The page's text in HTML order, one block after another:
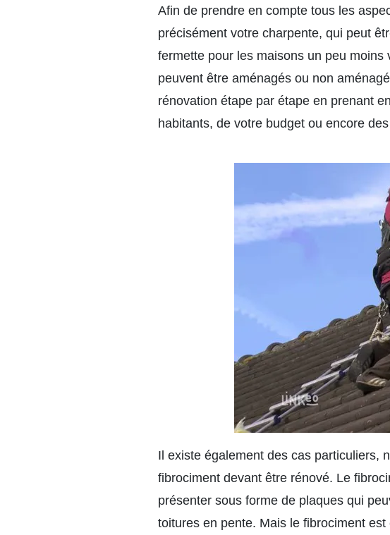
Afin de prendre en compte tous les
précisément votre charpente, qui peut
fermette pour les maisons un peu
peuvent être aménagés ou non
rénovation étape par étape en prenant
habitants, de votre budget ou encore
Il existe également des cas particuliers,
fibrociment devant être rénové. Le
présenter sous forme de plaques qui
toitures en pente. Mais le fibrociment